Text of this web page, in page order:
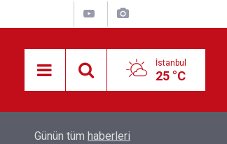
İstanbul
25 °C
Feridun Düzağaç sahnelere ara verdi: ''En az
Günün tüm haberleri